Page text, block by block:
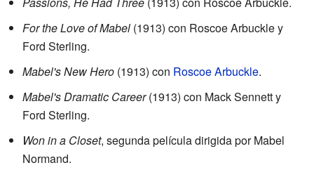
For the Love of Mabel (1913) con Roscoe Arbuckle y
Ford Sterling.
Mabel's New Hero (1913) con Roscoe Arbuckle.
Mabel's Dramatic Career(1913) con Mack Sennett y
Ford Sterling.
Won in a Closet, segunda película dirigida por Mabel
Normand.